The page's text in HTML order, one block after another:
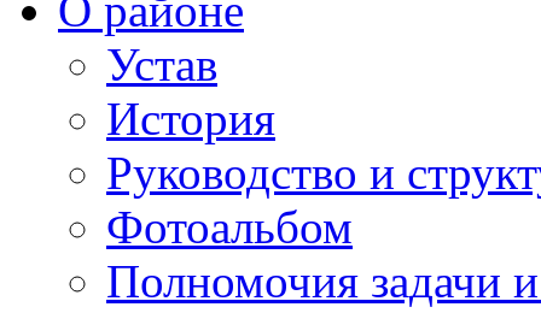
Устав
История
Руководство и
Фотоальбом
Полномочия задачи